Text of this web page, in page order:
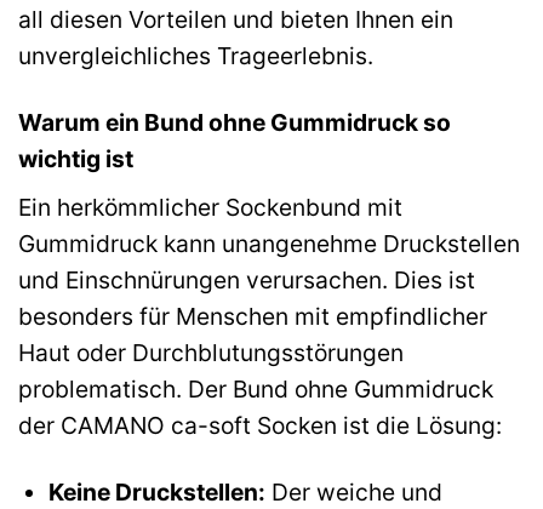
all diesen Vorteilen und bieten Ihnen ein
unvergleichliches Trageerlebnis.
Warum ein Bund ohne Gummidruck so
wichtig ist
Ein herkömmlicher Sockenbund mit
Gummidruck kann unangenehme Druckstellen
und Einschnürungen verursachen. Dies ist
besonders für Menschen mit empfindlicher
Haut oder Durchblutungsstörungen
problematisch. Der Bund ohne Gummidruck
der CAMANO ca-soft Socken ist die Lösung:
Keine Druckstellen: Der weiche und